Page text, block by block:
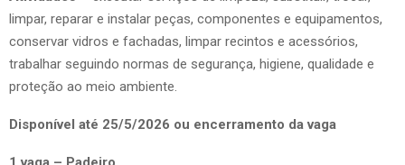
limpar, reparar e instalar peças, componentes e equipamentos,
conservar vidros e fachadas, limpar recintos e acessórios,
trabalhar seguindo normas de segurança, higiene, qualidade e
proteção ao meio ambiente.
Disponível até 25/5/2026 ou encerramento da vaga